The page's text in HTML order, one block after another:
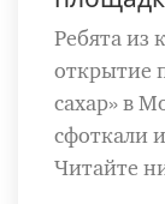
Ребята из
открытие
сахар» в
сфоткали
Читайте